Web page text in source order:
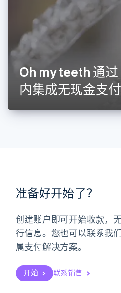
Oh my teeth 通
内集成无现金支付
准备好开始了？
创建账户即可开始收款，
行信息。您也可以联系我
属支付解决方案。
开始 联系销售
列支敦士登
Deutsch English
卢森堡
DeutschEnglish
罗马尼亚
马尔他
English
马来西亚
美国
日本
日本語English
SvenskaEnglish
瑞士
DeutschFrançais ItalianoEnglish
塞浦路斯
斯洛伐克
English